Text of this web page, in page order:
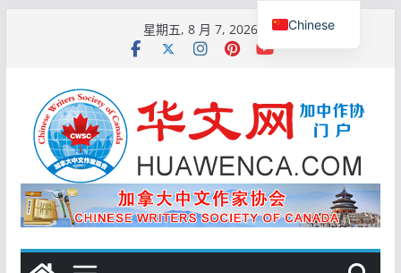
星期五, 8 月 7, 2026
Chinese